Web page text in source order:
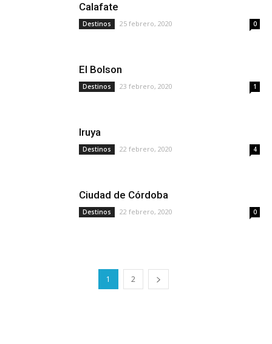
Calafate
Destinos 25 febrero, 2020 0
El Bolson
Destinos 23 febrero, 2020 1
Iruya
Destinos 22 febrero, 2020 4
Ciudad de Córdoba
Destinos 22 febrero, 2020 0
1 2